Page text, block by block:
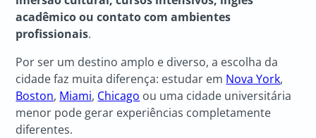
acadêmico ou contato com ambientes
profissionais.
Por ser um destino amplo e diverso, a escolha da
cidade faz muita diferença: estudar em Nova York,
Boston, Miami, Chicago ou uma cidade universitária
menor pode gerar experiências completamente
diferentes.